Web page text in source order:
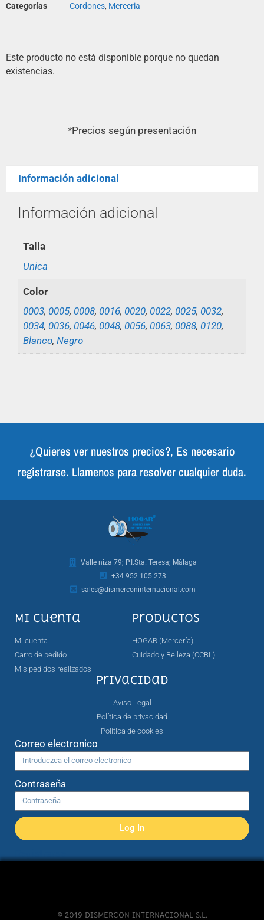
Categorías
Cordones, Merceria
Este producto no está disponible porque no quedan
existencias.
*Precios según presentación
Información adicional
Información adicional
Talla
Unica
Color
0003, 0005, 0008, 0016, 0020, 0022, 0025, 0032,
0034, 0036, 0046, 0048, 0056, 0063, 0088, 0120,
Blanco, Negro
¿Quieres ver nuestros precios?, Es necesario
registrarse. Llamenos para resolver cualquier duda.
Valle niza 79; P.I.Sta. Teresa; Málaga
+34 952 105 273
sales@dismerconinternacional.com
Mi cuenta
Mi cuenta
Carro de pedido
Mis pedidos realizados
Productos
HOGAR (Mercería)
Cuidado y Belleza (CCBL)
Privacidad
Aviso Legal
Política de privacidad
Política de cookies
Correo electronico
Contraseña
Log In
© 2019 DISMERCON INTERNACIONAL S.L.